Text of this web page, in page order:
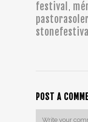
festival ,
stonefestival
POST A